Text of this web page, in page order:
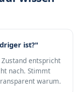
ist?"
entspricht
nach. Stimmt
warum.